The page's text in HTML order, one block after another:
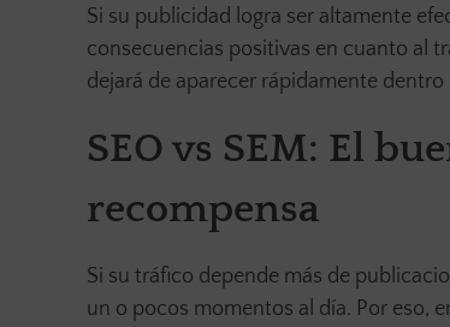
Si su publicidad logra ser altamente
consecuencias positivas en cuanto al
dejará de aparecer rápidamente
SEO vs SEM: El
recompensa
Si su tráfico depende más de
un o pocos momentos al día. Por eso,